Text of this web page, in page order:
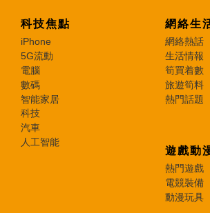
科技焦點
iPhone
5G流動
電腦
數碼
智能家居
科技
汽車
人工智能
網絡生
網絡熱話
生活情報
筍買着數
旅遊筍料
熱門話題
遊戲動
熱門遊戲
電競裝備
動漫玩具